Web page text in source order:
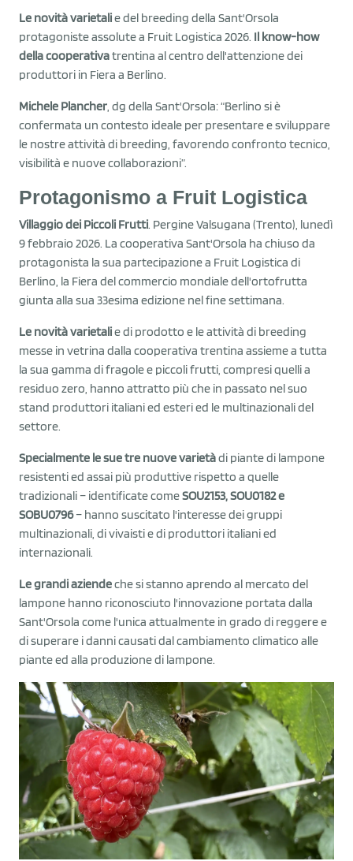
Le novità varietalie del breeding della Sant'Orsola
protagoniste assolute a Fruit Logistica 2026. Il know-how
della cooperativatrentina al centro dell'attenzione dei
produttori in Fiera a Berlino.
Michele Plancher , dg della Sant'Orsola: “Berlino si è
confermata un contesto ideale per presentare e sviluppare
le nostre attività di breeding, favorendo confronto tecnico,
visibilità e nuove collaborazioni”.
Protagonismo a Fruit Logistica
Villaggio dei Piccoli Frutti. Pergine Valsugana (Trento), lunedì
9 febbraio 2026. La cooperativa Sant'Orsola ha chiuso da
protagonista la sua partecipazione a Fruit Logistica di
Berlino, la Fiera del commercio mondiale dell'ortofrutta
giunta alla sua 33esima edizione nel fine settimana.
Le novità varietalie di prodotto e le attività di breeding
messe in vetrina dalla cooperativa trentina assieme a tutta
la sua gamma di fragole e piccoli frutti, compresi quelli a
residuo zero, hanno attratto più che in passato nel suo
stand produttori italiani ed esteri ed le multinazionali del
settore.
Specialmente le sue tre nuove varietàdi piante di lampone
resistenti ed assai più produttive rispetto a quelle
tradizionali – identificate comeSOU2153, SOU0182 e
SOBU0796– hanno suscitato l'interesse dei gruppi
multinazionali, di vivaisti e di produttori italiani ed
internazionali.
Le grandi aziendeche si stanno aprendo al mercato del
lampone hanno riconosciuto l'innovazione portata dalla
Sant'Orsola come l'unica attualmente in grado di reggere e
di superare i danni causati dal cambiamento climatico alle
piante ed alla produzione di lampone.